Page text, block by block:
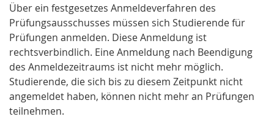
Über ein festgesetzes Anmeldeverfahren des
Prüfungsausschusses müssen sich Studierende für
Prüfungen anmelden. Diese Anmeldung ist
rechtsverbindlich. Eine Anmeldung nach Beendigung
des Anmeldezeitraums ist nicht mehr möglich.
Studierende, die sich bis zu diesem Zeitpunkt nicht
angemeldet haben, können nicht mehr an Prüfungen
teilnehmen.